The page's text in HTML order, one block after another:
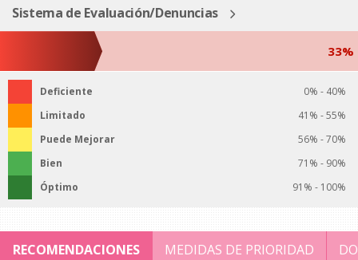
Sistema de Evaluación/Denuncias
33%
Deficiente
0% - 40%
Limitado
41% - 55%
Puede Mejorar
56% - 70%
Bien
71% - 90%
Óptimo
91% - 100%
RECOMENDACIONES MEDIDAS DE PRIORIDAD